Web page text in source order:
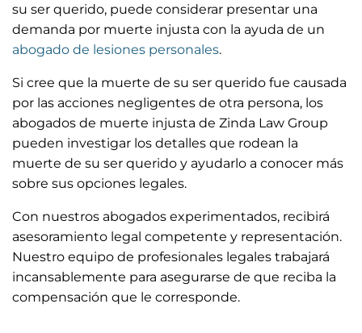
su ser querido, puede considerar presentar una
demanda por muerte injusta con la ayuda de un
abogado de lesiones personales.
Si cree que la muerte de su ser querido fue causada
por las acciones negligentes de otra persona, los
abogados de muerte injusta de Zinda Law Group
pueden investigar los detalles que rodean la
muerte de su ser querido y ayudarlo a conocer más
sobre sus opciones legales.
Con nuestros abogados experimentados, recibirá
asesoramiento legal competente y representación.
Nuestro equipo de profesionales legales trabajará
incansablemente para asegurarse de que reciba la
compensación que le corresponde.